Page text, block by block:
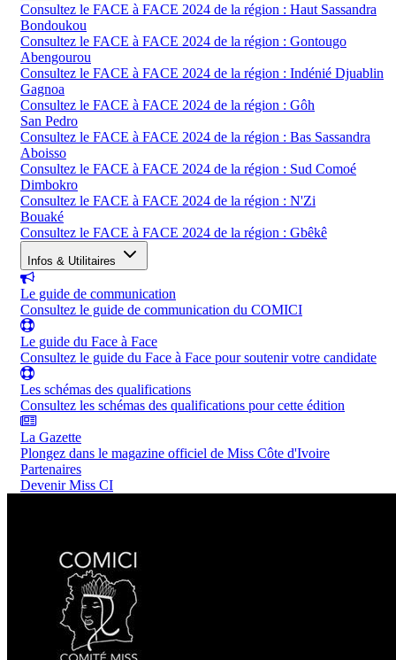
Consultez le FACE à FACE 2024 de la région : Haut Sassandra
Bondoukou
Consultez le FACE à FACE 2024 de la région : Gontougo
Abengourou
Consultez le FACE à FACE 2024 de la région : Indénié Djuablin
Gagnoa
Consultez le FACE à FACE 2024 de la région : Gôh
San Pedro
Consultez le FACE à FACE 2024 de la région : Bas Sassandra
Aboisso
Consultez le FACE à FACE 2024 de la région : Sud Comoé
Dimbokro
Consultez le FACE à FACE 2024 de la région : N'Zi
Bouaké
Consultez le FACE à FACE 2024 de la région : Gbêkê
Infos & Utilitaires
Le guide de communication
Consultez le guide de communication du COMICI
Le guide du Face à Face
Consultez le guide du Face à Face pour soutenir votre candidate
Les schémas des qualifications
Consultez les schémas des qualifications pour cette édition
La Gazette
Plongez dans le magazine officiel de Miss Côte d'Ivoire
Partenaires
Devenir Miss CI